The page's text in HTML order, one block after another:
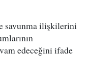
savunma ilişkilerini
edeceğini ifade